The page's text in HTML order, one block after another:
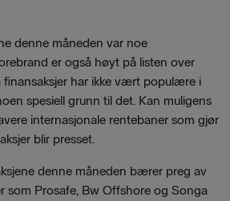
denne måneden var noe
er også høyt på listen over
finansaksjer har ikke vært populære i
spesiell grunn til det. Kan muligens
internasjonale rentebaner som gjør
blir presset.
denne måneden bærer preg av
som Prosafe, Bw Offshore og Songa